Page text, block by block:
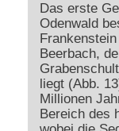
Das erste
Odenwald
Beerbach,
liegt (Abb.
Millionen
Bereich des